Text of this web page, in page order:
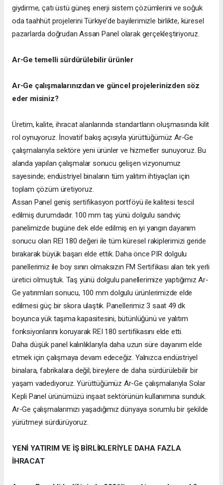
giydirme, çatı üstü güneş enerji sistem çözümlerini ve soğuk
oda taahhüt projelerini Türkiye’de bayilerimizle birlikte, küresel
pazarlarda doğrudan Assan Panel olarak gerçekleştiriyoruz.
Ar-Ge temelli sürdürülebilir ürünler
Ar-Ge çalışmalarınızdan ve güncel projelerinizden söz
eder misiniz?
Üretim, kalite, ihracat alanlarında standartların oluşmasında kilit
rol oynuyoruz. İnovatif bakış açısıyla yürüttüğümüz Ar-Ge
çalışmalarıyla sektöre yeni ürünler ve hizmetler sunuyoruz. Bu
alanda yapılan çalışmalar sonucu gelişen vizyonumuz
sayesinde; endüstriyel binaların tüm yalıtım ihtiyaçları için
toplam çözüm üretiyoruz.
Assan Panel geniş sertifikasyon portföyü ile kalitesi tescil
edilmiş durumdadır. 100 mm taş yünü dolgulu sandviç
panelimizde bugüne dek elde edilmiş en iyi yangın dayanım
sonucu olan REI 180 değeri ile tüm küresel rakiplerimizi geride
bırakarak büyük başarı elde ettik. Daha önce PIR dolgulu
panellerimiz ile boy sınırı olmaksızın FM Sertifikası alan tek yerli
üretici olmuştuk. Taş yünü dolgulu panellerimize yaptığımız Ar-
Ge yatırımları sonucu, 100 mm dolgulu ürünlerimizde elde
edilmesi güç bir skora ulaştık. Panellerimiz 3 saat 49 dk
boyunca yük taşıma kapasitesini, bütünlüğünü ve yalıtım
fonksiyonlarını koruyarak REI 180 sertifikasını elde etti.
Daha düşük panel kalınlıklarıyla daha uzun süre dayanım elde
etmek için çalışmaya devam edeceğiz. Yalnızca endüstriyel
binalara, fabrikalara değil; bireylere de daha sürdürülebilir bir
yaşam vadediyoruz. Yürüttüğümüz Ar-Ge çalışmalarıyla Solar
Kepli Panel ürünümüzü inşaat sektörünün kullanımına sunduk.
Ar-Ge çalışmalarımızı yaşadığımız dünyaya sorumlu bir şekilde
yürütmeyi sürdürüyoruz.
YENİ YATIRIM VE İŞ BİRLİKLERİYLE DAHA FAZLA
İHRACAT